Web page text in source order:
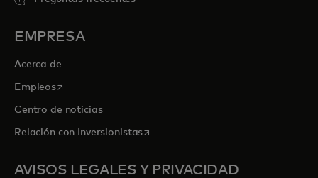
EMPRESA
Acerca de
Empleosse abre en una pestaña nueva
Centro de noticias
Relación con Inversionistasse abre en una pestaña nueva
AVISOS LEGALES Y PRIVACIDAD